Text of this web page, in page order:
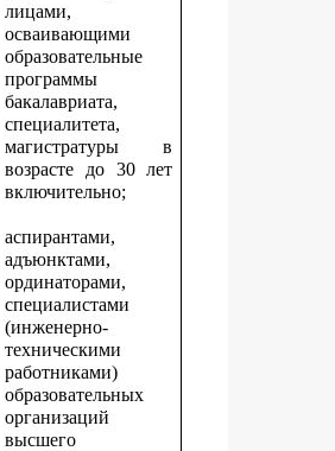
лицами,
осваивающими
образовательные
программы
бакалавриата,
специалитета,
магистратуры в
возрасте до 30 лет
включительно;
аспирантами,
адъюнктами,
ординаторами,
специалистами
(инженерно-
техническими
работниками)
образовательных
организаций
высшего